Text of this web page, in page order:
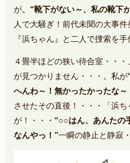
が、“靴下がない～、私の靴下
人で大騒ぎ！前代未聞の大事
『浜ちゃん』と二人で捜索を手
４畳半ほどの狭い待合室・・
が見つかりません・・・。私が
へんわ～！無かったかったな～
させたその直後！・・・「浜
が！・・・ “○○はん、あんたの
なんやっ！”一瞬の静止と静寂